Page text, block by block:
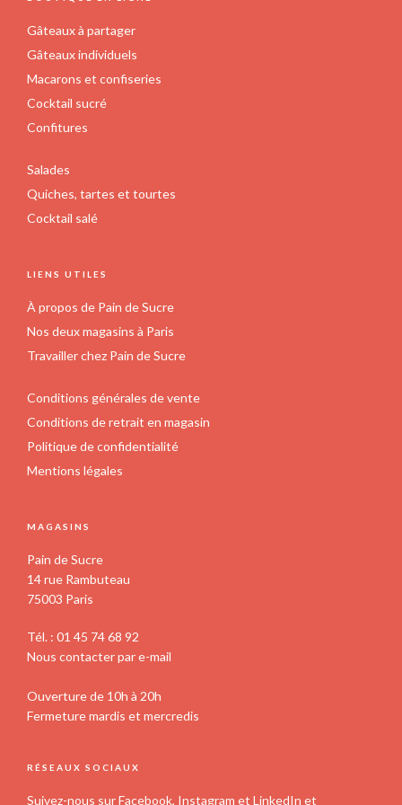
Gâteaux à partager
Gâteaux individuels
Macarons et confiseries
Cocktail sucré
Confitures
Salades
Quiches, tartes et tourtes
Cocktail salé
LIENS UTILES
À propos de Pain de Sucre
Nos deux magasins à Paris
Travailler chez Pain de Sucre
Conditions générales de vente
Conditions de retrait en magasin
Politique de confidentialité
Mentions légales
MAGASINS
Pain de Sucre
14 rue Rambuteau
75003 Paris
Tél. : 01 45 74 68 92
Nous contacter par e-mail
Ouverture de 10h à 20h
Fermeture mardis et mercredis
RÉSEAUX SOCIAUX
Suivez-nous sur Facebook, Instagram et LinkedIn et